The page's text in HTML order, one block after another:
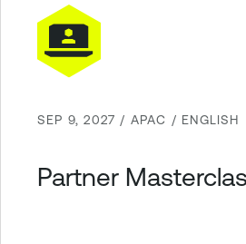
SEP 9, 2027 / APAC / ENGLISH
Partner